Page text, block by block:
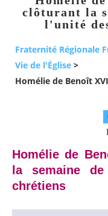
clôturant la
l'unité
Fraternité Régionale
Vie de l'Église >
Homélie de Benoît
Homélie de
la semaine
chrétiens